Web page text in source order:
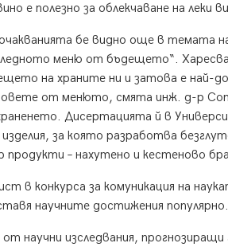
е полезно за облекчаване на леки
бе видно още в темата на
меню от бъдещето“.
на храните ни и затова е най-
от менюто, смята инж. д-р
Дисертацията й в
за която разработва
продукти – нахутено и кестеново
в конкурса за комуникация на
научните достижения популярно.
научни изследвания,